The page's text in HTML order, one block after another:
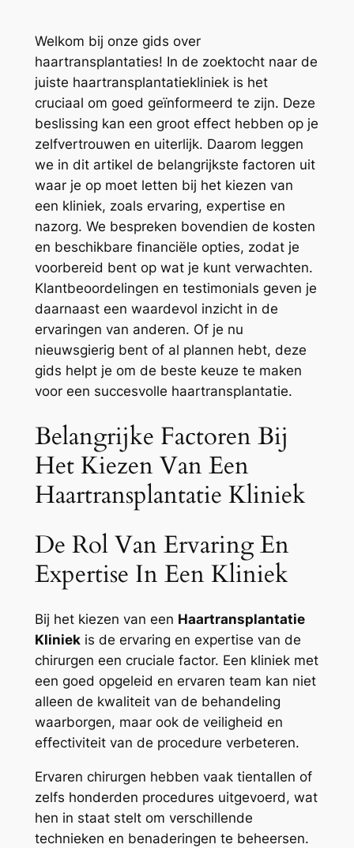
Welkom bij onze gids over
haartransplantaties! In de zoektocht naar de
juiste haartransplantatiekliniek is het
cruciaal om goed geïnformeerd te zijn. Deze
beslissing kan een groot effect hebben op je
zelfvertrouwen en uiterlijk. Daarom leggen
we in dit artikel de belangrijkste factoren uit
waar je op moet letten bij het kiezen van
een kliniek, zoals ervaring, expertise en
nazorg. We bespreken bovendien de kosten
en beschikbare financiële opties, zodat je
voorbereid bent op wat je kunt verwachten.
Klantbeoordelingen en testimonials geven je
daarnaast een waardevol inzicht in de
ervaringen van anderen. Of je nu
nieuwsgierig bent of al plannen hebt, deze
gids helpt je om de beste keuze te maken
voor een succesvolle haartransplantatie.
Belangrijke Factoren Bij
Het Kiezen Van Een
Haartransplantatie Kliniek
De Rol Van Ervaring En
Expertise In Een Kliniek
Bij het kiezen van een Haartransplantatie
Kliniekis de ervaring en expertise van de
chirurgen een cruciale factor. Een kliniek met
een goed opgeleid en ervaren team kan niet
alleen de kwaliteit van de behandeling
waarborgen, maar ook de veiligheid en
effectiviteit van de procedure verbeteren.
Ervaren chirurgen hebben vaak tientallen of
zelfs honderden procedures uitgevoerd, wat
hen in staat stelt om verschillende
technieken en benaderingen te beheersen.